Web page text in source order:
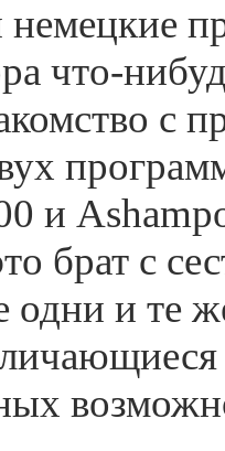
немецкие
что-
с
и
брат с
и те